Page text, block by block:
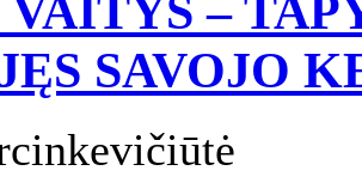
VAITYS –
SAVOJO